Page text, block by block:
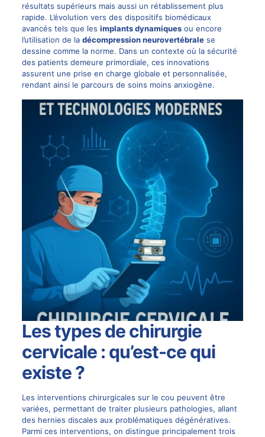
résultats supérieurs mais aussi un rétablissement plus
rapide. L’évolution vers des dispositifs biomédicaux
avancés tels que les implants dynamiquesou encore
l’utilisation de la décompression neurovertébralese
dessine comme la norme. Dans un contexte où la sécurité
des patients demeure primordiale, ces innovations
assurent une prise en charge globale et personnalisée,
rendant ainsi le parcours de soins moins anxiogène.
Les types de chirurgie
cervicale : qu’est-ce qui
existe ?
Les interventions chirurgicales sur le cou peuvent être
variées, permettant de traiter plusieurs pathologies, allant
des hernies discales aux problématiques dégénératives.
Parmi ces interventions, on distingue principalement trois